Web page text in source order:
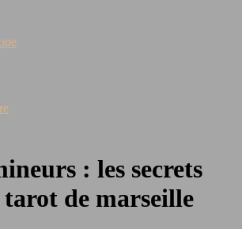
: les secrets
tarot de marseille